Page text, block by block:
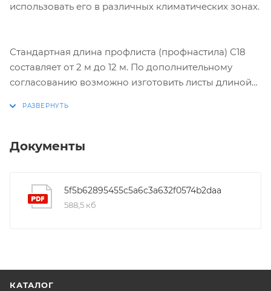
использовать его в различных климатических зонах.
Стандартная длина профлиста (профнастила) С18
составляет от 2 м до 12 м. По дополнительному
согласованию возможно изготовить листы длиной
Документы
5f5b62895455c5a6c3a632f0574b2daa
588,5 кб
КАТАЛОГ